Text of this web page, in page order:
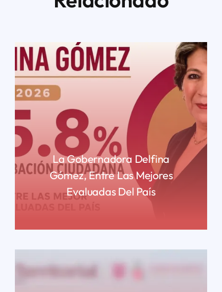
La Gobernadora Delfina
Gómez, Entre Las Mejores
Evaluadas Del País